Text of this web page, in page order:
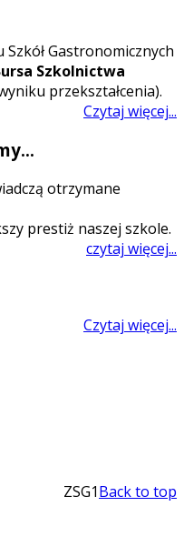
Szkół Gastronomicznych
Szkolnictwa
przekształcenia).
Czytaj więcej...
otrzymane
prestiż naszej szkole.
czytaj więcej...
Czytaj więcej...
Back to top
ZSG1